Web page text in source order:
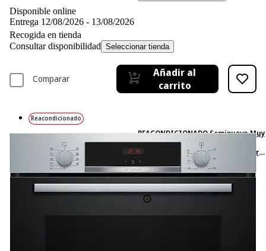
Disponible online
Entrega 12/08/2026 - 13/08/2026
Recogida en tienda
Consultar disponibilidad Seleccionar tienda
Comparar
Añadir al
carrito
Reacondicionado
REACONDICIONADO Seminuevo Muy
bueno Horno - Bosch HBA514ES3,
Serie 4, Multifunción, Limpieza por
agua, 71 l, HotAir 3D, Mandos
ocultables, 60 cm, inox
2Basado en 2 valoraciones